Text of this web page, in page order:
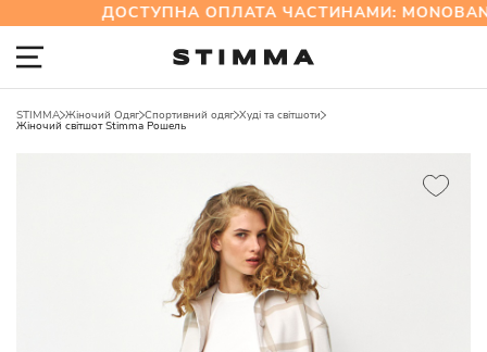
ДОСТУПНА ОПЛАТА ЧАСТИНАМИ:
STIMMA Жіночий Одяг Спортивний одяг Худі та світшоти
Жіночий світшот Stimma Рошель